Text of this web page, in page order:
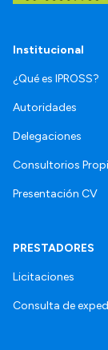
Institucional
¿Qué es IPROSS?
Autoridades
Delegaciones
Consultorios
Presentación CV
PRESTADORES
Licitaciones
Consulta de